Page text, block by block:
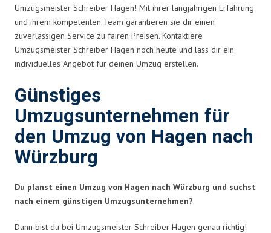
Umzugsmeister Schreiber Hagen! Mit ihrer langjährigen Erfahrung
und ihrem kompetenten Team garantieren sie dir einen
zuverlässigen Service zu fairen Preisen. Kontaktiere
Umzugsmeister Schreiber Hagen noch heute und lass dir ein
individuelles Angebot für deinen Umzug erstellen.
Günstiges
Umzugsunternehmen für
den Umzug von Hagen nach
Würzburg
Du planst einen Umzug von Hagen nach Würzburg und suchst
nach einem günstigen Umzugsunternehmen?
Dann bist du bei Umzugsmeister Schreiber Hagen genau richtig!